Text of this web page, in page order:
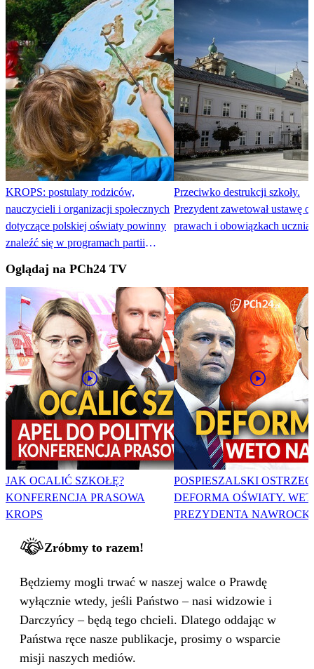
KROPS: postulaty rodziców,
nauczycieli i organizacji społecznych
dotyczące polskiej oświaty powinny
znaleźć się w programach partii
Przeciwko destrukcji szkoły.
Prezydent zawetował ustawę o
prawach i obowiązkach ucznia
Oglądaj na PCh24 TV
JAK OCALIĆ SZKOŁĘ?
KONFERENCJA PRASOWA
KROPS
POSPIESZALSKI
DEFORMA OŚWIATY.
PREZYDENTA
Zróbmy to razem!
Będziemy mogli trwać w naszej walce o Prawdę
wyłącznie wtedy, jeśli Państwo – nasi widzowie i
Darczyńcy – będą tego chcieli. Dlatego oddając w
Państwa ręce nasze publikacje, prosimy o wsparcie
misji naszych mediów.